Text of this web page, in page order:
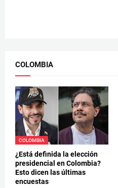
COLOMBIA
COLOMBIA
¿Está definida la elección
presidencial en Colombia?
Esto dicen las últimas
encuestas